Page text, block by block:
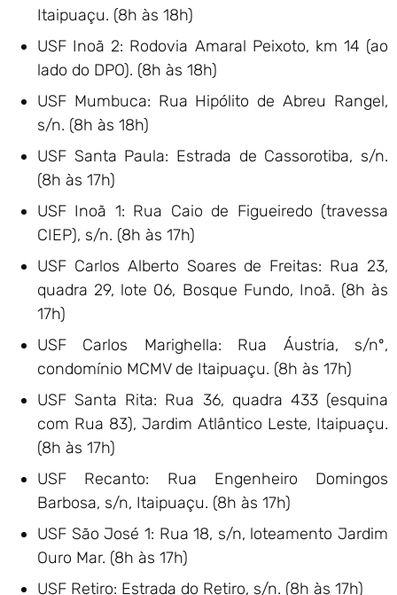
Itaipuaçu. (8h às 18h)
USF Inoã 2: Rodovia Amaral Peixoto, km 14 (ao
lado do DPO). (8h às 18h)
USF Mumbuca: Rua Hipólito de Abreu Rangel,
s/n. (8h às 18h)
USF Santa Paula: Estrada de Cassorotiba, s/n.
(8h às 17h)
USF Inoã 1: Rua Caio de Figueiredo (travessa
CIEP), s/n. (8h às 17h)
USF Carlos Alberto Soares de Freitas: Rua 23,
quadra 29, lote 06, Bosque Fundo, Inoã. (8h às
17h)
USF Carlos Marighella: Rua Áustria, s/nº,
condomínio MCMV de Itaipuaçu. (8h às 17h)
USF Santa Rita: Rua 36, quadra 433 (esquina
com Rua 83), Jardim Atlântico Leste, Itaipuaçu.
(8h às 17h)
USF Recanto: Rua Engenheiro Domingos
Barbosa, s/n, Itaipuaçu. (8h às 17h)
USF São José 1: Rua 18, s/n, loteamento Jardim
Ouro Mar. (8h às 17h)
USF Retiro: Estrada do Retiro, s/n. (8h às 17h)